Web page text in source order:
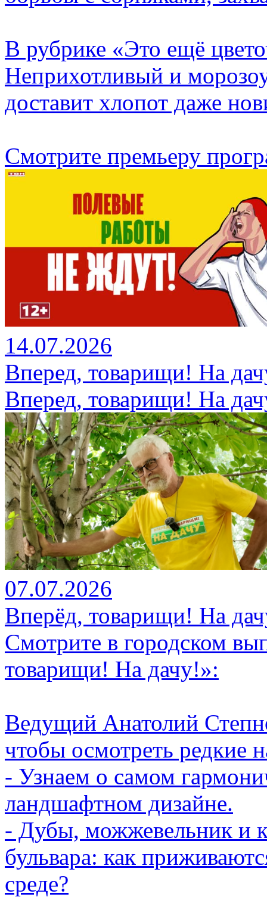
В рубрике «Это ещё
Неприхотливый и
доставит хлопот даже
Смотрите премьеру
14.07.2026
Вперед, товарищи! На
Вперед, товарищи! На
07.07.2026
Вперёд, товарищи! На
Смотрите в городском
товарищи! На дачу!»:
Ведущий Анатолий
чтобы осмотреть редкие
- Узнаем о самом
ландшафтном дизайне.
- Дубы, можжевельник и
бульвара: как
среде?